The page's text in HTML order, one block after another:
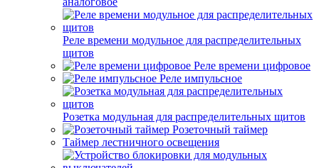
Реле времени модульное для распределительных
щитов
Реле времени цифровое
Реле импульсное
Розетка модульная для распределительных щитов
Розеточный таймер
Таймер лестничного освещения